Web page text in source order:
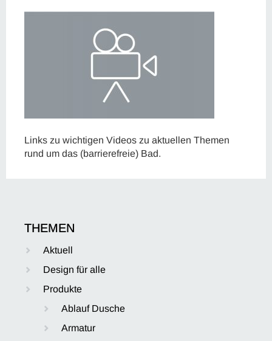
Links zu wichtigen Videos zu aktuellen Themen
rund um das (barrierefreie) Bad.
THEMEN
Aktuell
Design für alle
Produkte
Ablauf Dusche
Armatur